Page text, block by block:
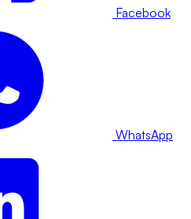
Facebook
WhatsApp